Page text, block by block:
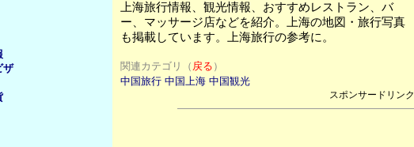
ザ
上海旅行情報、観光情報、おすすめレストラン、バ
ー、マッサージ店などを紹介。上海の地図・旅行写真
も掲載しています。上海旅行の参考に。
関連カテゴリ（ 戻る ）
中国旅行 中国上海 中国観光
スポンサードリンク